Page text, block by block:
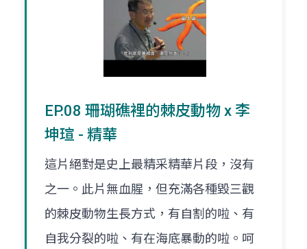
EP.08 珊瑚礁裡的棘皮動物 x 李
坤瑄 - 精華
這片絕對是史上最精采精華片段，沒有
之一。此片無血腥，但充滿各種毀三觀
的棘皮動物生長方式，有自割的啦、有
自我分裂的啦、有在海底暴動的啦。呵